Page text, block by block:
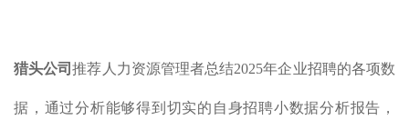
猎头公司推荐人力资源管理者总结2025年企业招聘的各项数
据，通过分析能够得到切实的自身招聘小数据分析报告，